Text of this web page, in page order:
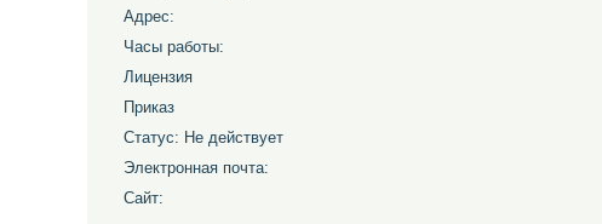
Адрес:
Часы работы:
Лицензия
Приказ
Статус: Не действует
Электронная почта:
Сайт: